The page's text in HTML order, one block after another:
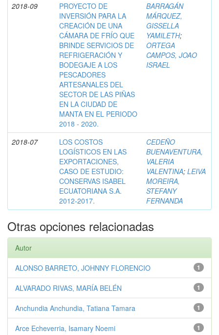
2018-09
PROYECTO DE
INVERSIÓN PARA LA
CREACIÓN DE UNA
CÁMARA DE FRÍO QUE
BRINDE SERVICIOS DE
REFRIGERACIÓN Y
BODEGAJE A LOS
PESCADORES
ARTESANALES DEL
SECTOR DE LAS PIÑAS
EN LA CIUDAD DE
MANTA EN EL PERIODO
2018 - 2020.
BARRAGÁN
MÁRQUEZ,
GISSELLA
YAMILETH;
ORTEGA
CAMPOS, JOAO
ISRAEL
2018-07
LOS COSTOS
LOGÍSTICOS EN LAS
EXPORTACIONES,
CASO DE ESTUDIO:
CONSERVAS ISABEL
ECUATORIANA S.A.
2012-2017.
CEDEÑO
BUENAVENTURA,
VALERIA
VALENTINA; LEIVA
MOREIRA,
STEFANY
FERNANDA
Otras opciones relacionadas
Autor
1
ALONSO BARRETO, JOHNNY FLORENCIO
1
ALVARADO RIVAS, MARÍA BELÉN
1
Anchundia Anchundia, Tatiana Tamara
1
Arce Echeverria, Isamary Noemi